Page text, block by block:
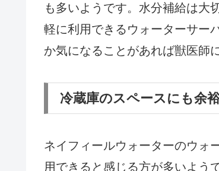
も多いようです。水分補給は大
軽に利用できるウォーターサー
か気になることがあれば獣医師
冷蔵庫のスペースにも余
ネイフィールウォーターのウォ
用できると感じる方が多いよう